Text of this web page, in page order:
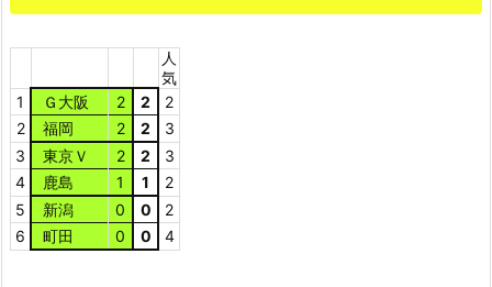
人
気
1
Ｇ大阪 2 2
2
2
福岡 2 2
3
3
東京Ｖ 2 2
3
4
鹿島 1 1
2
5
新潟 0 0
2
6
町田 0 0 4